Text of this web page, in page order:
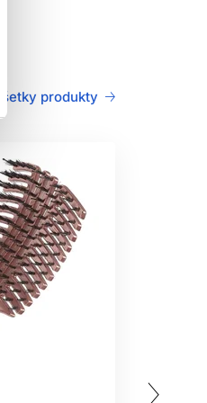
Všetky produkty